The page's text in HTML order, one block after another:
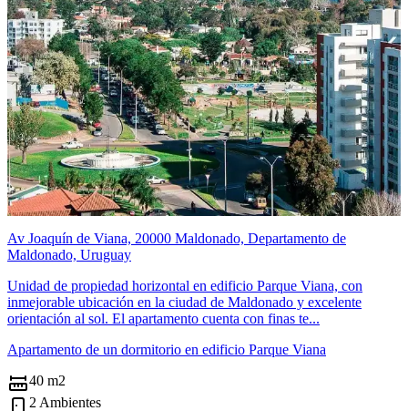
Av Joaquín de Viana, 20000 Maldonado, Departamento de
Maldonado, Uruguay
Unidad de propiedad horizontal en edificio Parque Viana, con
inmejorable ubicación en la ciudad de Maldonado y excelente
orientación al sol. El apartamento cuenta con finas te...
Apartamento de un dormitorio en edificio Parque Viana
40 m2
2 Ambientes